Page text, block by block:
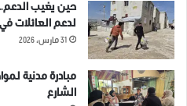
حين يغيب
لدعم العائلات
31 مارس، 2026
مبادرة مدنية
الشارع